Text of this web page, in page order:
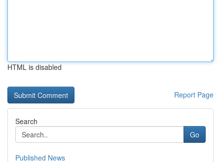
HTML is disabled
Report Page
Search
Go
Published News